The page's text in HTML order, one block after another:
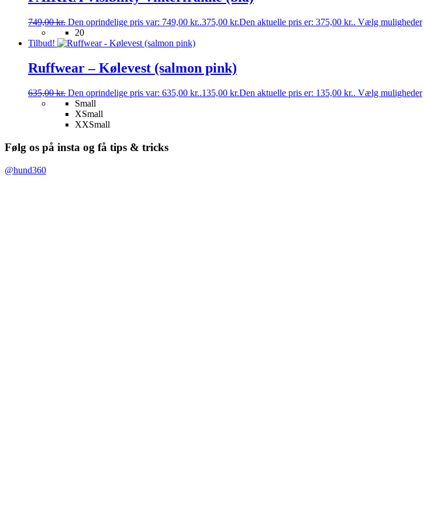
749,00kr. Den oprindelige pris var: 749,00 kr..375,00 kr.Den aktuelle pris er: 375,00 kr.. Vælg muligheder
20
Tilbud!
Ruffwear – Kølevest (salmon pink)
635,00kr. Den oprindelige pris var: 635,00 kr..135,00 kr.Den aktuelle pris er: 135,00 kr.. Vælg muligheder
Small
XSmall
XXSmall
Følg os på insta og få tips & tricks
@hund360